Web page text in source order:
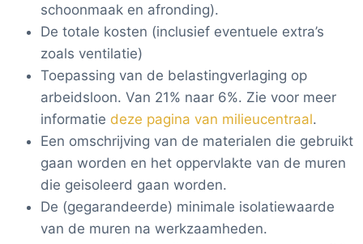
schoonmaak en afronding).
De totale kosten (inclusief eventuele extra’s
zoals ventilatie)
Toepassing van de belastingverlaging op
arbeidsloon. Van 21% naar 6%. Zie voor meer
informatie deze pagina van milieucentraal.
Een omschrijving van de materialen die gebruikt
gaan worden en het oppervlakte van de muren
die geisoleerd gaan worden.
De (gegarandeerde) minimale isolatiewaarde
van de muren na werkzaamheden.